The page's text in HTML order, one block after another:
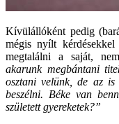
Kívülállóként pedig
mégis nyílt
megtalálni a saját,
akarunk megbántani
osztani velünk, de az is
beszélni. Béke van
született gyereketek?”